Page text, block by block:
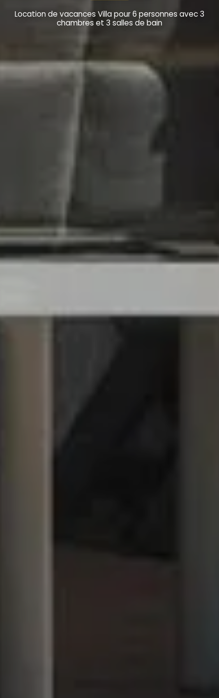
Location de vacances Villa pour 6 personnes avec 3
chambres et 3 salles de bain